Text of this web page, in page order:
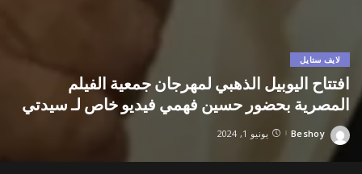
لايف ستايل
افتتاح اليوبيل الذهبي لمهرجان جمعية الفيلم
المصرية بحضور حسين فهمي فيديو خاص لـ سيدتي
Posted
Beshoy يونيو 1, 2024